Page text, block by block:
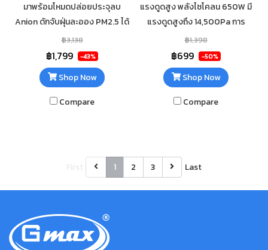
มาพร้อมโหมดปล่อยประจุลบ
Anion ดักจับฝุ่นละออง PM2.5 ได้
อย่างมีประสิทธิภาพ โหมด Sleep
เวลากลางคืน หรี่แสงอัตโนมัติ ไม่
รบกวนเวลานอน
฿3,138
฿1,799 -43%
Shop Now
Compare
แรงดูดสูง พลังไซโคลน 650W มี
แรงดูดสูงถึง 14,500Pa การ
ทำความสะอาดที่มีประสิทธิภาพ
และทั่วถึงในทุกพื้นที่ ไส้กรองถอด
ล้างได้
฿1,398
฿699 -50%
Shop Now
Compare
1 2 3 Last